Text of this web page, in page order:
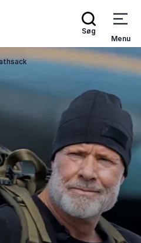
Søg
Menu